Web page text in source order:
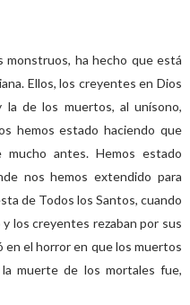
monstruos, ha hecho que está
Ellos, los creyentes en Dios
la de los muertos, al unísono,
hemos estado haciendo que
antes. Hemos estado
nos hemos extendido para
de Todos los Santos, cuando
los creyentes rezaban por sus
el horror en que los muertos
muerte de los mortales fue,